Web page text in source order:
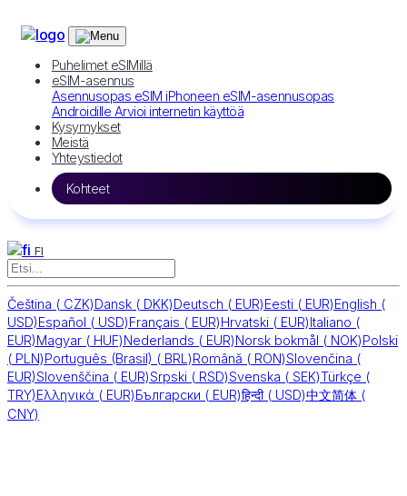
Puhelimet eSIMillä
eSIM-asennus
Asennusopas eSIM iPhoneen eSIM-asennusopas
Androidille Arvioi internetin käyttöä
Kysymykset
Meistä
Yhteystiedot
Kohteet
FI
Čeština ( CZK)Dansk ( DKK)Deutsch ( EUR)Eesti ( EUR)English (
USD)Español ( USD)Français ( EUR)Hrvatski ( EUR)Italiano (
EUR)Magyar ( HUF)Nederlands ( EUR)Norsk bokmål ( NOK)Polski
( PLN)Português (Brasil) ( BRL)Română ( RON)Slovenčina (
EUR)Slovenščina ( EUR)Srpski ( RSD)Svenska ( SEK)Türkçe (
TRY)Ελληνικά ( EUR)Български ( EUR)हिन्दी ( USD)中文简体 (
CNY)